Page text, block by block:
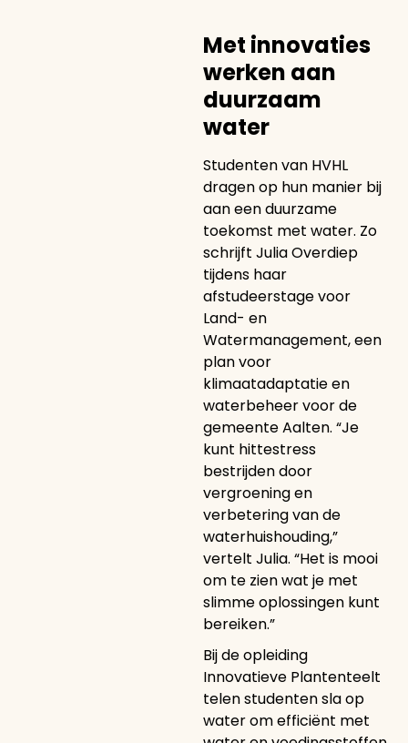
Met innovaties
werken aan
duurzaam
water
Studenten van HVHL
dragen op hun manier bij
aan een duurzame
toekomst met water. Zo
schrijft Julia Overdiep
tijdens haar
afstudeerstage voor
Land- en
Watermanagement, een
plan voor
klimaatadaptatie en
waterbeheer voor de
gemeente Aalten. “Je
kunt hittestress
bestrijden door
vergroening en
verbetering van de
waterhuishouding,”
vertelt Julia. “Het is mooi
om te zien wat je met
slimme oplossingen kunt
bereiken.”
Bij de opleiding
Innovatieve Plantenteelt
telen studenten sla op
water om efficiënt met